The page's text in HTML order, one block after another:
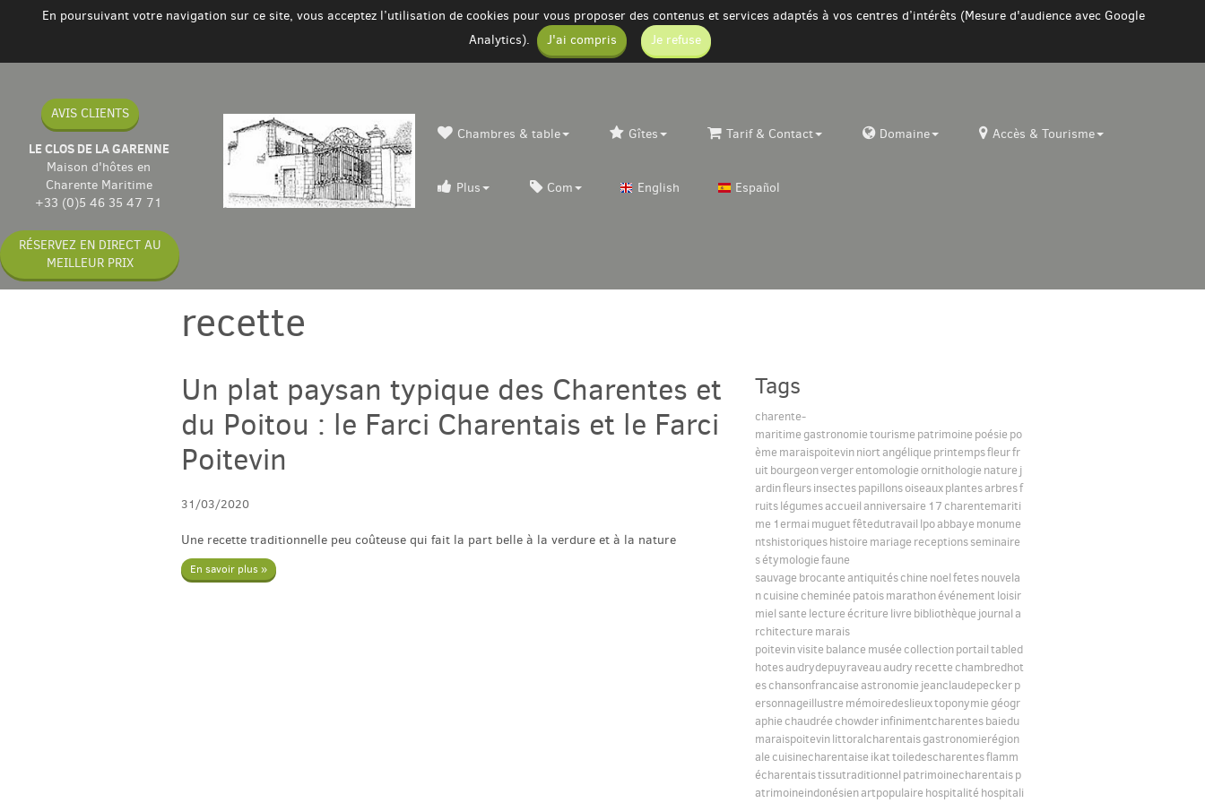
En poursuivant votre navigation sur ce site, vous acceptez l’utilisation de cookies pour vous proposer des contenus et services adaptés à vos centres d’intérêts (Mesure d'audience avec Google
Analytics).
J'ai compris Je refuse
AVIS CLIENTS
LE CLOS DE LA GARENNE
Maison d'hôtes en
Charente Maritime
+33 (0)5 46 35 47 71
RÉSERVEZ EN DIRECT AU
MEILLEUR PRIX
Chambres & table Gîtes Tarif & Contact Domaine Accès & Tourisme
Plus Com English Español
recette
Un plat paysan typique des Charentes et
du Poitou : le Farci Charentais et le Farci
Poitevin
31/03/2020
Une recette traditionnelle peu coûteuse qui fait la part belle à la verdure et à la nature
En savoir plus »
Tags
charente-
maritime gastronomietourisme patrimoine poésie po
ème maraispoitevinniort angélique printempsfleurfr
uit bourgeonvergerentomologie ornithologie nature j
ardinfleursinsectespapillonsoiseauxplantesarbresf
ruitslégumesaccueil anniversaire 17 charentemariti
me 1ermai muguetfêtedutravail lpoabbaye monume
ntshistoriqueshistoire mariage receptionsseminaire
sétymologiefaune
sauvage brocante antiquitéschine noelfetesnouvela
ncuisine cheminée patoismarathonévénement loisir
miel sante lecture écriture livre bibliothèque journal a
rchitecture marais
poitevinvisite balance musée collectionportailtabled
hotesaudrydepuyraveauaudry recette chambredhot
eschansonfrancaise astronomie jeanclaudepeckerp
ersonnageillustre mémoiredeslieuxtoponymie géogr
aphie chaudrée chowderinfinimentcharentesbaiedu
maraispoitevinlittoralcharentaisgastronomierégion
ale cuisinecharentaise ikattoiledescharentesflamm
écharentaistissutraditionnel patrimoinecharentaisp
atrimoineindonésienartpopulaire hospitalité hospitali